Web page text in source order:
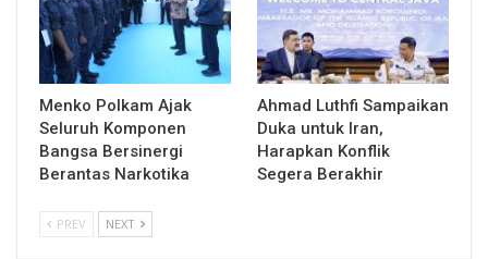
Menko Polkam Ajak
Seluruh Komponen
Bangsa Bersinergi
Berantas Narkotika
Ahmad Luthfi Sampaikan
Duka untuk Iran,
Harapkan Konflik
Segera Berakhir
PREV NEXT